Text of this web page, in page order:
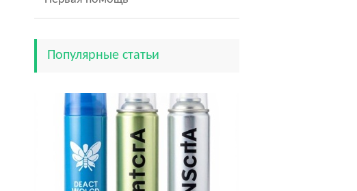
Популярные статьи